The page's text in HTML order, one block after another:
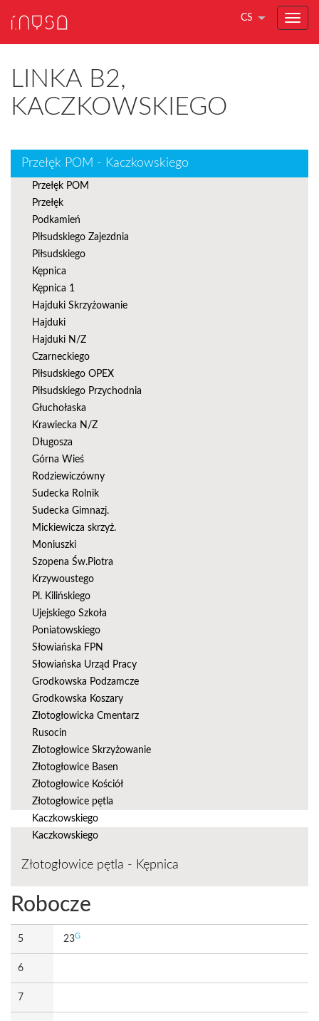
CS
LINKA B2,
KACZKOWSKIEGO
Przełęk POM - Kaczkowskiego
Przełęk POM
Przełęk
Podkamień
Piłsudskiego Zajezdnia
Piłsudskiego
Kępnica
Kępnica 1
Hajduki Skrzyżowanie
Hajduki
Hajduki N/Z
Czarneckiego
Piłsudskiego OPEX
Piłsudskiego Przychodnia
Głuchołaska
Krawiecka N/Z
Długosza
Górna Wieś
Rodziewiczówny
Sudecka Rolnik
Sudecka Gimnazj.
Mickiewicza skrzyż.
Moniuszki
Szopena Św.Piotra
Krzywoustego
Pl. Kilińskiego
Ujejskiego Szkoła
Poniatowskiego
Słowiańska FPN
Słowiańska Urząd Pracy
Grodkowska Podzamcze
Grodkowska Koszary
Złotogłowicka Cmentarz
Rusocin
Złotogłowice Skrzyżowanie
Złotogłowice Basen
Złotogłowice Kościół
Złotogłowice pętla
Kaczkowskiego
Kaczkowskiego
Złotogłowice pętla - Kępnica
Robocze
5 23G
6
7